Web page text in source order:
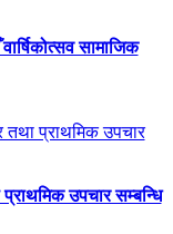
सामाजिक
उपचार सम्बन्धि